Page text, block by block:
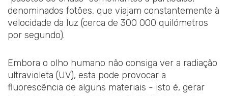
denominados fotões, que viajam constantemente à
velocidade da luz (cerca de 300 000 quilómetros
por segundo).
Embora o olho humano não consiga ver a radiação
ultravioleta (UV), esta pode provocar a
fluorescência de alguns materiais - isto é, gerar